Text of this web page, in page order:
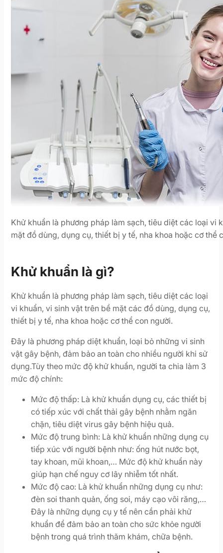
Khử khuẩn là phương pháp làm sạch, tiêu diệt các loại vi
mặt đồ dùng, dụng cụ, thiết bị y tế, nha khoa hoặc cơ thể
Khử khuẩn là gì?
Khử khuẩn là phương pháp làm sạch, tiêu diệt các loại
vi khuẩn, vi sinh vật trên bề mặt các đồ dùng, dụng cụ,
thiết bị y tế, nha khoa hoặc cơ thể con người.
Đây là phương pháp diệt khuẩn, loại bỏ những vi sinh
vật gây bệnh, đảm bảo an toàn cho nhiều người khi sử
dụng.Tùy theo mức độ khử khuẩn, người ta chia làm 3
mức độ chính:
Mức độ thấp: Là khử khuẩn dụng cụ, các thiết bị
có tiếp xúc với chất thải gây bệnh nhằm ngăn
chặn, tiêu diệt virus gây bệnh hiệu quả.
Mức độ trung bình: Là khử khuẩn những dụng cụ
tiếp xúc với người bệnh như: ống hút nước bọt,
tay khoan, mũi khoan,… Mức độ khử khuẩn này
giúp hạn chế nguy cơ lây nhiễm tốt nhất.
Mức độ cao: Là khử khuẩn những dụng cụ như:
đèn soi thanh quản, ống soi, máy cạo vôi răng,…
Đây là những dụng cụ y tế nên cần phải khử
khuẩn để đảm bảo an toàn cho sức khỏe người
bệnh trong quá trình thăm khám, chữa bệnh.